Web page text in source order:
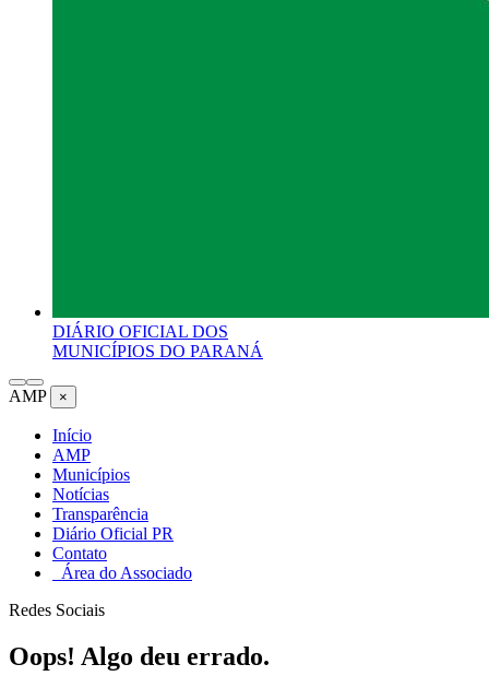
DIÁRIO OFICIAL DOS
MUNICÍPIOS DO PARANÁ
AMP ×
Início
AMP
Municípios
Notícias
Transparência
Diário Oficial PR
Contato
Área do Associado
Redes Sociais
Oops! Algo deu errado.